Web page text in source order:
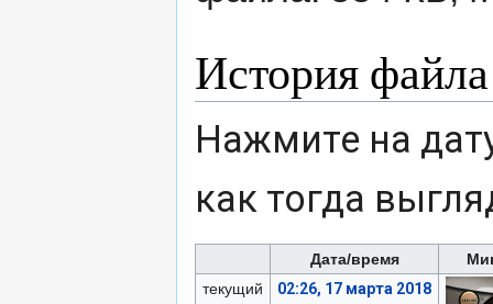
История файла
Нажмите на
как тогда
Дата/время
текущий
02:26, 17 марта 2018